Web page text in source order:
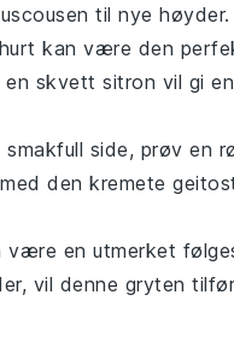
til nye høyder.
kan være den
en skvett sitron vil gi
side, prøv en
den kremete
være en utmerket
, vil denne gryten